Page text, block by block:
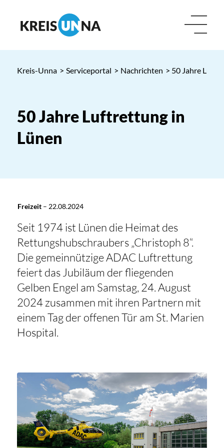
Kreis-Unna > Serviceportal > Nachrichten > 50 Jahre
50 Jahre Luftrettung in
Lünen
Freizeit– 22.08.2024
Seit 1974 ist Lünen die Heimat des
Rettungshubschraubers „Christoph 8“.
Die gemeinnützige ADAC Luftrettung
feiert das Jubiläum der fliegenden
Gelben Engel am Samstag, 24. August
2024 zusammen mit ihren Partnern mit
einem Tag der offenen Tür am St. Marien
Hospital.